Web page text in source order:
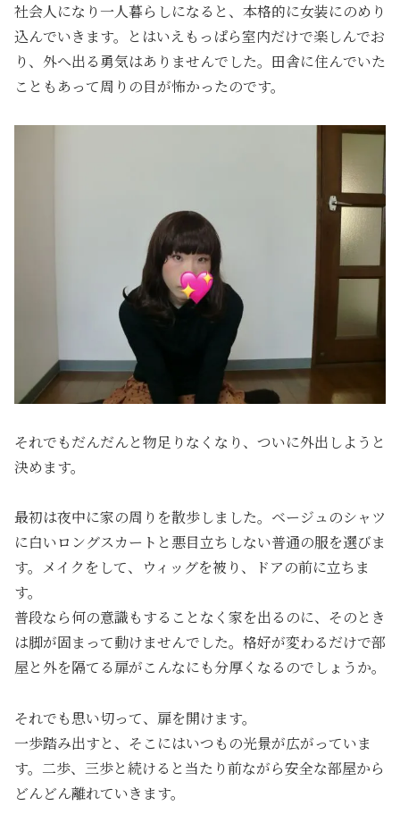
社会人になり一人暮らしになると、本格的に女装にのめり
込んでいきます。とはいえもっぱら室内だけで楽しんでお
り、外へ出る勇気はありませんでした。田舎に住んでいた
こともあって周りの目が怖かったのです。
それでもだんだんと物足りなくなり、ついに外出しようと
決めます。
最初は夜中に家の周りを散歩しました。ベージュのシャツ
に白いロングスカートと悪目立ちしない普通の服を選びま
す。メイクをして、ウィッグを被り、ドアの前に立ちま
す。
普段なら何の意識もすることなく家を出るのに、そのとき
は脚が固まって動けませんでした。格好が変わるだけで部
屋と外を隔てる扉がこんなにも分厚くなるのでしょうか。
それでも思い切って、扉を開けます。
一歩踏み出すと、そこにはいつもの光景が広がっていま
す。二歩、三歩と続けると当たり前ながら安全な部屋から
どんどん離れていきます。